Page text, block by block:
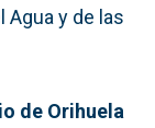
y de las
de Orihuela